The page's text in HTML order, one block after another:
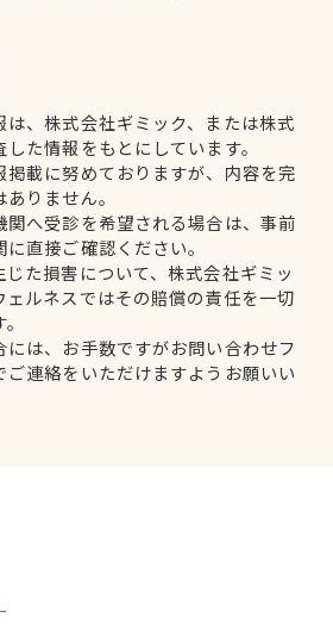
は、株式会社ギミック、または株式
た情報をもとにしています。
掲載に努めておりますが、内容を完
りません。
関へ受診を希望される場合は、事前
直接ご確認ください。
た損害について、株式会社ギミッ
ェルネスではその賠償の責任を一切
は、お手数ですがお問い合わせフ
ご連絡をいただけますようお願いい